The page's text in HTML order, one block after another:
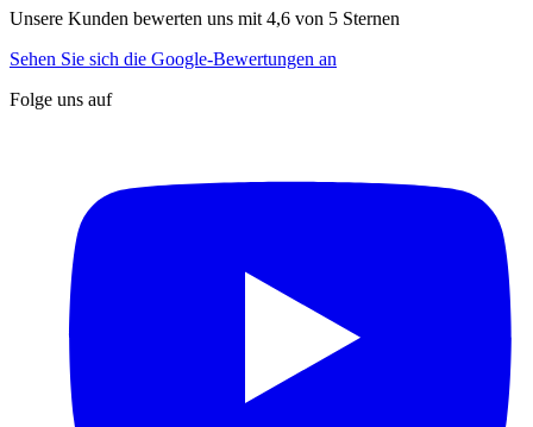
Unsere Kunden bewerten uns mit 4,6 von 5 Sternen
Sehen Sie sich die Google-Bewertungen an
Folge uns auf